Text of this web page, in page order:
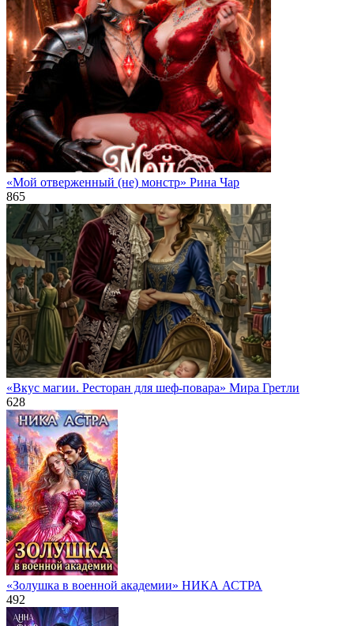
«Мой отверженный (не) монстр» Рина Чар
865
«Вкус магии. Ресторан для шеф-повара» Мира Гретли
628
«Золушка в военной академии» НИКА АСТРА
492